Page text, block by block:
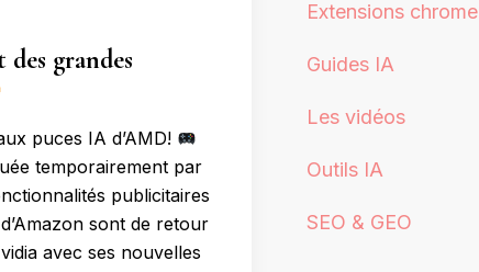
grandes
puces IA d’AMD!
temporairement par
publicitaires
sont de retour
avec ses nouvelles
Extensions chrome
Guides IA
Les vidéos
Outils IA
SEO & GEO